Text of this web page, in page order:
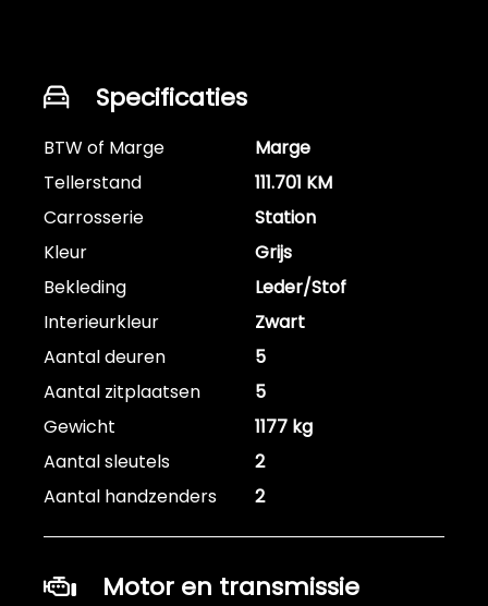
Specificaties
BTW of Marge
Marge
Tellerstand
111.701 KM
Carrosserie
Station
Kleur
Grijs
Bekleding
Leder/Stof
Interieurkleur
Zwart
Aantal deuren
5
Aantal zitplaatsen
5
Gewicht
1177 kg
Aantal sleutels
2
Aantal handzenders
2
Motor en transmissie